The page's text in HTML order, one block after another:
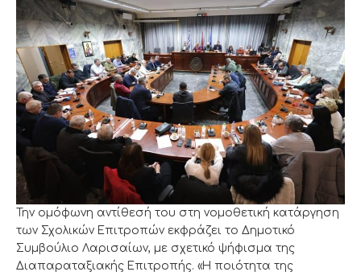
Την ομόφωνη αντίθεσή του στη νομοθετική κατάργηση
των Σχολικών Επιτροπών εκφράζει το Δημοτικό
Συμβούλιο Λαρισαίων, με σχετικό ψήφισμα της
Διαπαραταξιακής Επιτροπής. «Η ποιότητα της